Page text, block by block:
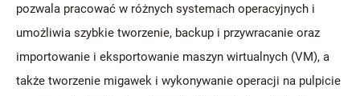
pozwala pracować w różnych systemach operacyjnych i
umożliwia szybkie tworzenie, backup i przywracanie oraz
importowanie i eksportowanie maszyn wirtualnych (VM), a
także tworzenie migawek i wykonywanie operacji na pulpicie